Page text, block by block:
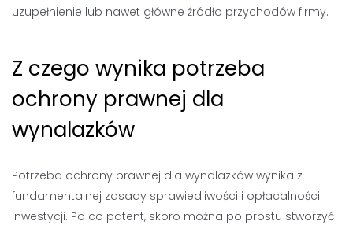
uzupełnienie lub nawet główne źródło przychodów firmy.
Z czego wynika potrzeba
ochrony prawnej dla
wynalazków
Potrzeba ochrony prawnej dla wynalazków wynika z
fundamentalnej zasady sprawiedliwości i opłacalności
inwestycji. Po co patent, skoro można po prostu stworzyć